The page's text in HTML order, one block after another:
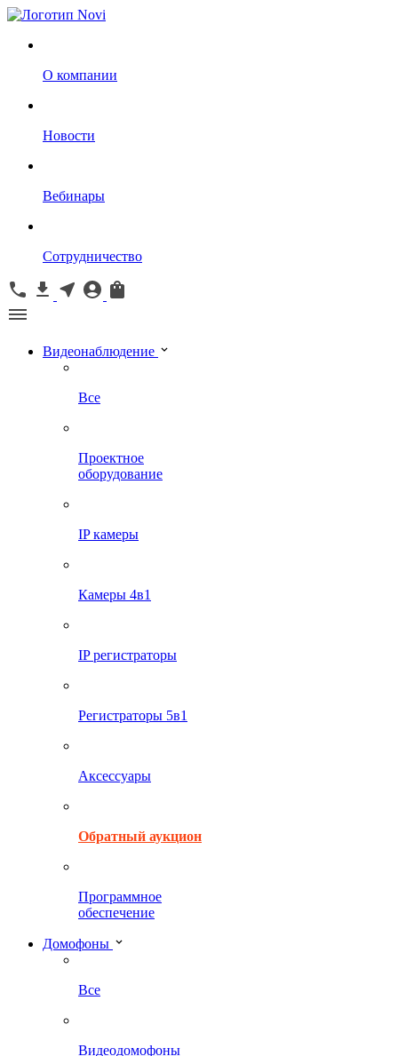
О компании
Новости
Вебинары
Сотрудничество
Видеонаблюдение
Все
Проектное
оборудование
IP камеры
Камеры 4в1
IP регистраторы
Регистраторы 5в1
Аксессуары
Обратный аукцион
Программное
обеспечение
Домофоны
Все
Видеодомофоны